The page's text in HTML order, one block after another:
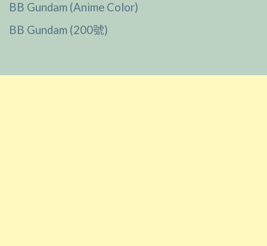
BB Gundam (Anime Color)
BB Gundam (200號)